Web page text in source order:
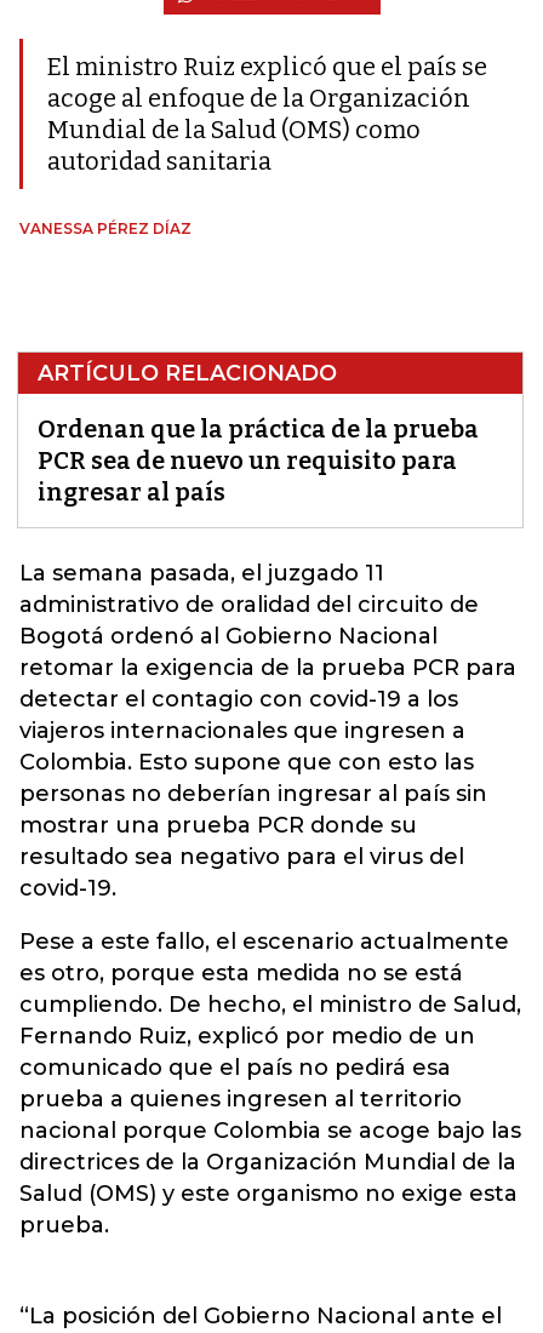
El ministro Ruiz explicó que el país se
acoge al enfoque de la Organización
Mundial de la Salud (OMS) como
autoridad sanitaria
VANESSA PÉREZ DÍAZ
ARTÍCULO RELACIONADO
Ordenan que la práctica de la prueba
PCR sea de nuevo un requisito para
ingresar al país
La semana pasada, el juzgado 11
administrativo de oralidad del circuito de
Bogotá ordenó al Gobierno Nacional
retomar la exigencia de la prueba PCR para
detectar el contagio con covid-19 a los
viajeros internacionales que ingresen a
Colombia. Esto supone que con esto las
personas no deberían ingresar al país sin
mostrar una prueba PCR donde su
resultado sea negativo para el virus del
covid-19.
Pese a este fallo, el escenario actualmente
es otro, porque esta medida no se está
cumpliendo. De hecho, el ministro de Salud,
Fernando Ruiz, explicó por medio de un
comunicado que el país no pedirá esa
prueba a quienes ingresen al territorio
nacional porque Colombia se acoge bajo las
directrices de la Organización Mundial de la
Salud (OMS) y este organismo no exige esta
prueba.
“La posición del Gobierno Nacional ante el